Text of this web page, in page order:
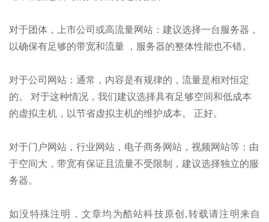
对于团体，上市公司或高流量网站：建议选择一台服务器，
以确保有足够的带宽和流量 ，服务器的整体性能也不错。
对于公司网站：通常，内容是有规律的，流量是相对恒定
的。 对于这种情况，我们建议选择具有足够空间和低成本
的虚拟主机，以节省虚拟主机的维护成本。 正好。
对于门户网站，行业网站，电子商务网站，视频网站等：由
于空间大，带宽有保证且流量不受限制，建议选择独立的服
务器。
如没特殊注明，文章均为酷站科技原创,转载请注明来自